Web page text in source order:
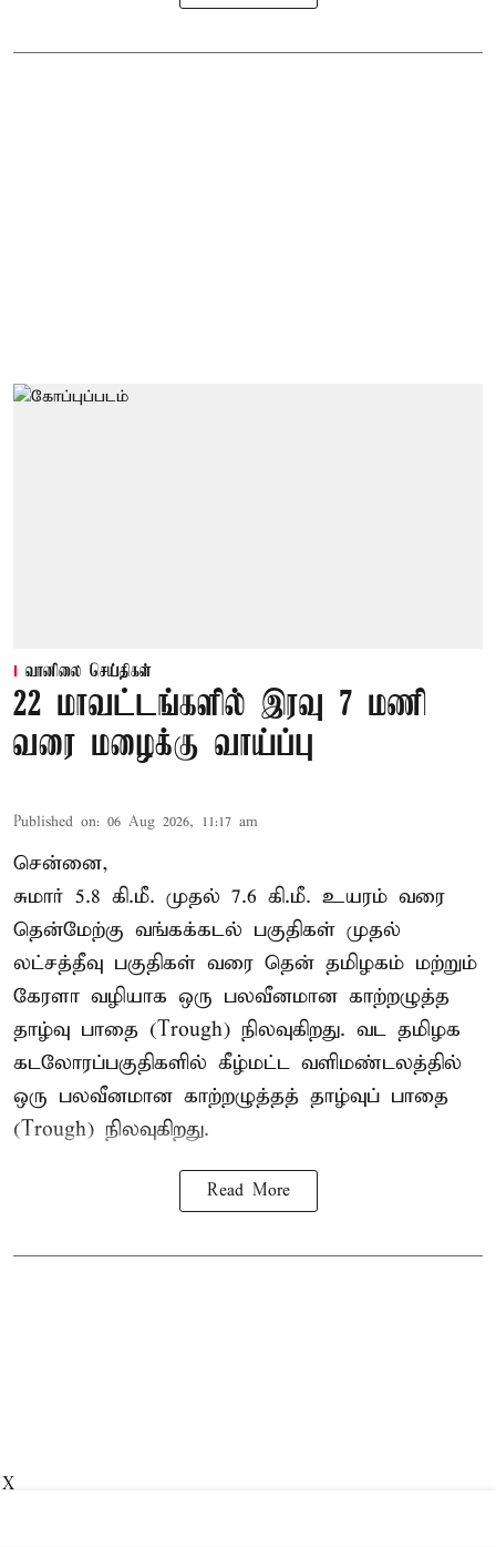
வானிலை செய்திகள்
22 மாவட்டங்களில் இரவு 7 மணி
வரை மழைக்கு வாய்ப்பு
Published on: 06 Aug 2026, 11:17 am
சென்னை,
சுமார் 5.8 கி.மீ. முதல் 7.6 கி.மீ. உயரம் வரை
தென்மேற்கு வங்கக்கடல் பகுதிகள் முதல்
லட்சத்தீவு பகுதிகள் வரை தென் தமிழகம் மற்றும்
கேரளா வழியாக ஒரு பலவீனமான காற்றழுத்த
தாழ்வு பாதை (Trough) நிலவுகிறது. வட தமிழக
கடலோரப்பகுதிகளில் கீழ்மட்ட வளிமண்டலத்தில்
ஒரு பலவீனமான காற்றழுத்தத் தாழ்வுப் பாதை
(Trough) நிலவுகிறது.
Read More
X